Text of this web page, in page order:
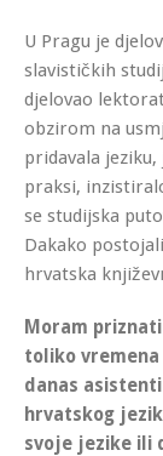
U Pragu je
slavističkih
djelovao
obzirom na
pridavala
praksi,
se studijska
Dakako
hrvatska
Moram
toliko
danas
hrvatskog
svoje jezike ili